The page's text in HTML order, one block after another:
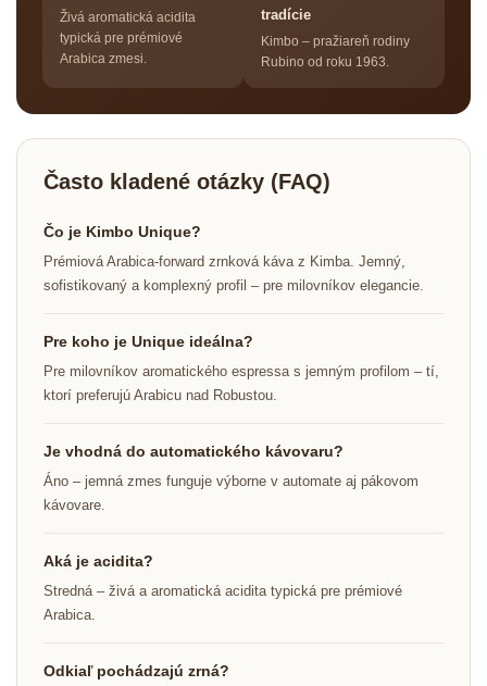
Živá aromatická acidita
typická pre prémiové
Arabica zmesi.
tradície
Kimbo – pražiareň rodiny
Rubino od roku 1963.
Často kladené otázky (FAQ)
Čo je Kimbo Unique?
Prémiová Arabica-forward zrnková káva z Kimba. Jemný,
sofistikovaný a komplexný profil – pre milovníkov elegancie.
Pre koho je Unique ideálna?
Pre milovníkov aromatického espressa s jemným profilom – tí,
ktorí preferujú Arabicu nad Robustou.
Je vhodná do automatického kávovaru?
Áno – jemná zmes funguje výborne v automate aj pákovom
kávovare.
Aká je acidita?
Stredná – živá a aromatická acidita typická pre prémiové
Arabica.
Odkiaľ pochádzajú zrná?